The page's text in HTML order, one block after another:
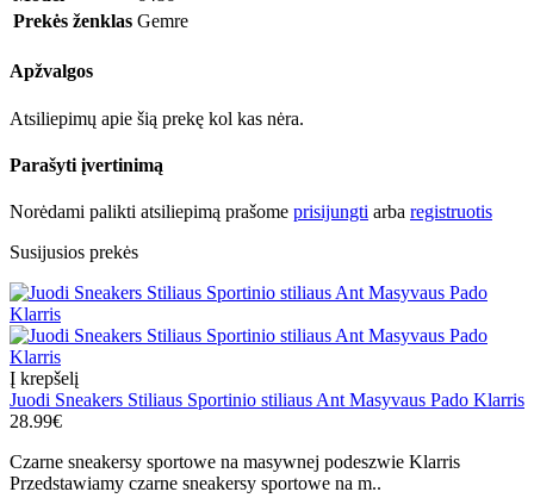
Prekės ženklas Gemre
Apžvalgos
Atsiliepimų apie šią prekę kol kas nėra.
Parašyti įvertinimą
Norėdami palikti atsiliepimą prašome prisijungti arba registruotis
Susijusios prekės
Į krepšelį
Juodi Sneakers Stiliaus Sportinio stiliaus Ant Masyvaus Pado Klarris
28.99€
Czarne sneakersy sportowe na masywnej podeszwie Klarris
Przedstawiamy czarne sneakersy sportowe na m..